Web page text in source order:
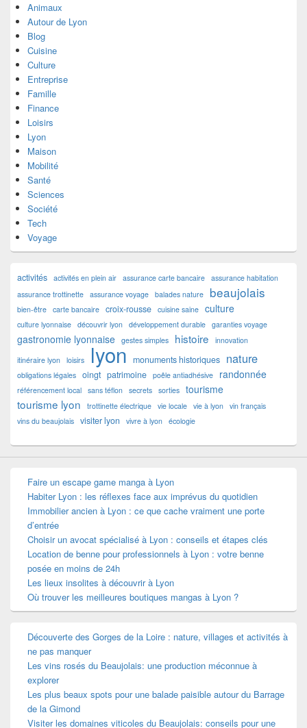
Animaux
Autour de Lyon
Blog
Cuisine
Culture
Entreprise
Famille
Finance
Loisirs
Lyon
Maison
Mobilité
Santé
Sciences
Société
Tech
Voyage
activités activités en plein air assurance carte bancaire assurance habitation
assurance trottinette assurance voyage balades nature beaujolais
bien-être carte bancaire croix-rousse cuisine saine culture
culture lyonnaise découvrir lyon développement durable garanties voyage
gastronomie lyonnaise gestes simples histoire
innovation
itinéraire lyon loisirs lyon monuments historiques nature
obligations légales oingt patrimoine poêle antiadhésive randonnée
référencement local sans téflon secrets sorties tourisme
tourisme lyon trottinette électrique vie locale vie à lyon vin français
vins du beaujolais visiter lyon vivre à lyon écologie
Faire un escape game manga à Lyon
Habiter Lyon : les réflexes face aux imprévus du quotidien
Immobilier ancien à Lyon : ce que cache vraiment une porte
d’entrée
Choisir un avocat spécialisé à Lyon : conseils et étapes clés
Location de benne pour professionnels à Lyon : votre benne
posée en moins de 24h
Les lieux insolites à découvrir à Lyon
Où trouver les meilleures boutiques mangas à Lyon ?
Découverte des Gorges de la Loire : nature, villages et activités à
ne pas manquer
Les vins rosés du Beaujolais: une production méconnue à
explorer
Les plus beaux spots pour une balade paisible autour du Barrage
de la Gimond
Visiter les domaines viticoles du Beaujolais: conseils pour une